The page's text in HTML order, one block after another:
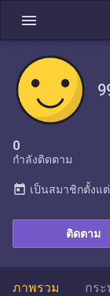
menu
0
กำลังติดตาม
ติดตาม
today เป็นสมาชิกตั้งแต่
ภาพรวม กร